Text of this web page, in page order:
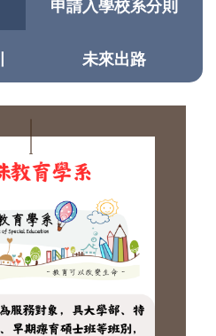
申請入學校系分則
未來出路